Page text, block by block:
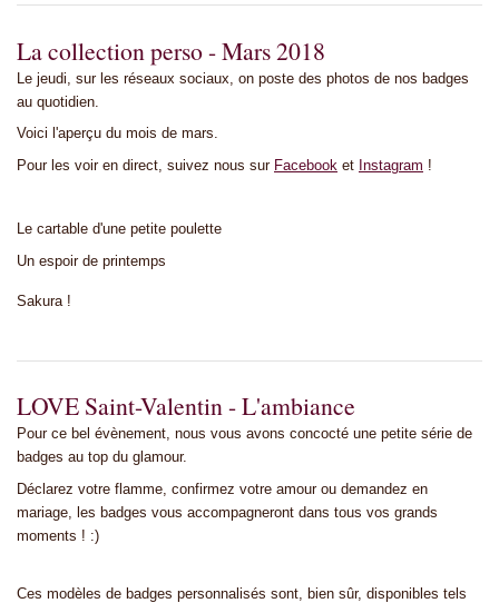
La collection perso - Mars 2018
Le jeudi, sur les réseaux sociaux, on poste des photos de nos badges
au quotidien.
Voici l'aperçu du mois de mars.
Pour les voir en direct, suivez nous sur Facebook et Instagram !
Le cartable d'une petite poulette
Un espoir de printemps
Sakura !
LOVE Saint-Valentin - L'ambiance
Pour ce bel évènement, nous vous avons concocté une petite série de
badges au top du glamour.
Déclarez votre flamme, confirmez votre amour ou demandez en
mariage, les badges vous accompagneront dans tous vos grands
moments ! :)
Ces modèles de badges personnalisés sont, bien sûr, disponibles tels